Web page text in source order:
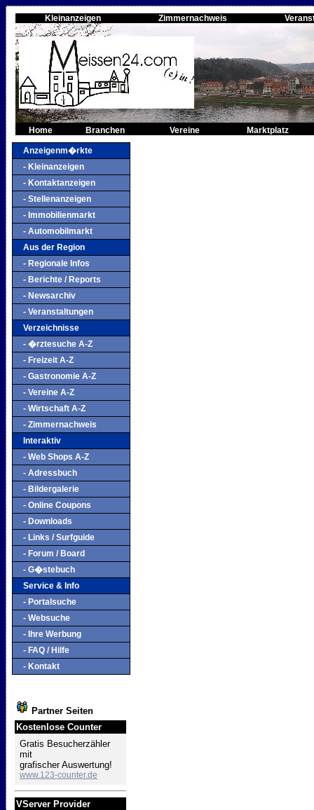
Kleinanzeigen Zimmernachweis
Home Branchen Vereine Marktplatz
Anzeigenm�rkte
- Kleinanzeigen
- Kontaktanzeigen
- Stellenanzeigen
- Immobilienmarkt
- Automobilmarkt
Aus der Region
- Regionale Infos
- Berichte / Reports
- Newsarchiv
- Veranstaltungen
Verzeichnisse
- �rztesuche A-Z
- Freizeit A-Z
- Gastronomie A-Z
- Vereine A-Z
- Wirtschaft A-Z
- Zimmernachweis
Interaktiv
- Web Shops A-Z
- Adressbuch
- Bildergalerie
- Online Coupons
- Downloads
- Links / Surfguide
- Forum / Board
- G�stebuch
Service & Info
- Portalsuche
- Websuche
- Ihre Werbung
- FAQ / Hilfe
- Kontakt
Partner Seiten
Kostenlose Counter
Gratis Besucherzähler
mit
grafischer Auswertung!
www.123-counter.de
VServer Provider